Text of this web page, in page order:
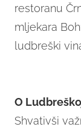
restoranu
mljekara
ludbreški
O
Shvativši